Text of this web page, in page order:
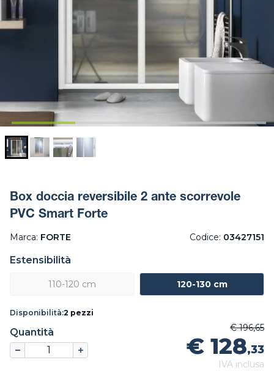
Box doccia reversibile 2 ante scorrevole
PVC Smart Forte
Marca: FORTE Codice: 03427151
Estensibilità
110-120 cm 120-130 cm
Disponibilità:2 pezzi
Quantità € 196,65
€ 128,33
IVA inclusa